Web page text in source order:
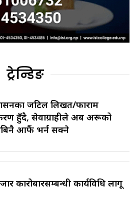
ट्रेन्डिङ
जटिल लिखत/फाराम
हुँदै, सेवाग्राहीले अब अरूको
आफैं भर्न सक्ने
कारोबारसम्बन्धी कार्यविधि लागू